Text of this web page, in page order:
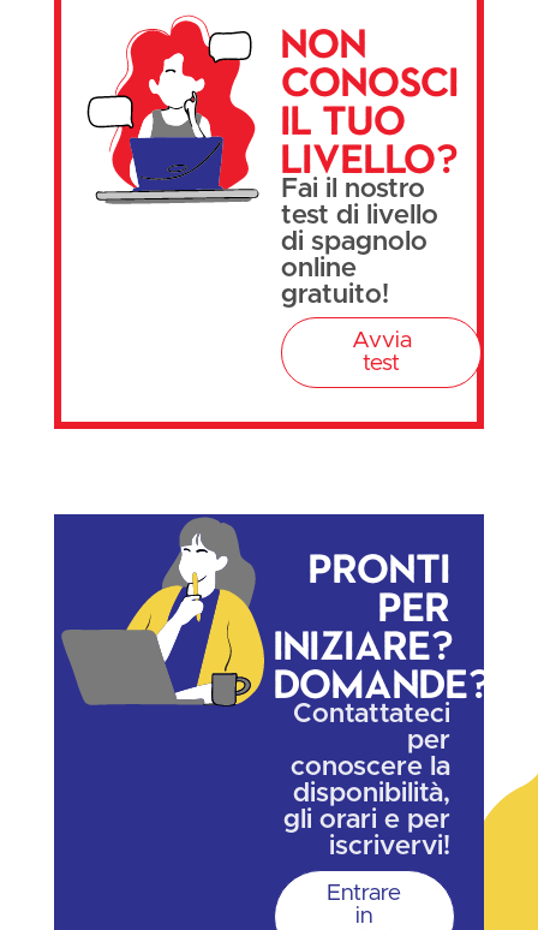
Non
conosci
il tuo
livello?
Fai il nostro
test di livello
di spagnolo
online
gratuito!
Avvia
test
Pronti
per
iniziare?
Domande?
Contattateci
per
conoscere la
disponibilità,
gli orari e per
iscrivervi!
Entrare
in